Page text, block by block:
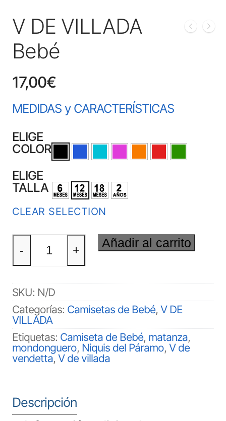
V DE VILLADA
Bebé
17,00€
MEDIDAS y CARACTERÍSTICAS
ELIGE
COLOR
ELIGE
TALLA
CLEAR SELECTION
V
DE
Bebé
- +
Añadir al carrito
SKU: N/D
Categorías: Camisetas de Bebé, V DE
VILLADA
Etiquetas: Camiseta de Bebé, matanza,
mondonguero, Niquis del Páramo, V de
vendetta, V de villada
Descripción